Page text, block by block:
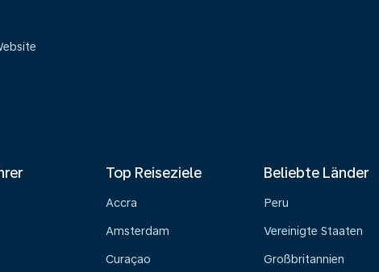
Top Reiseziele
Accra
Amsterdam
Curaçao
Beliebte Länder
Peru
Vereinigte Staaten
Großbritannien